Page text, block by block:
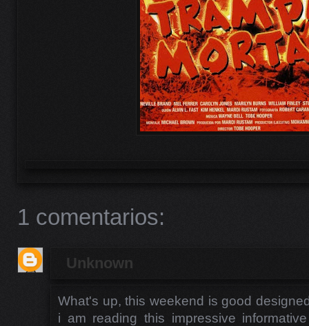
1 comentarios:
Unknown
What's up, this weekend is good
i am reading this impressive